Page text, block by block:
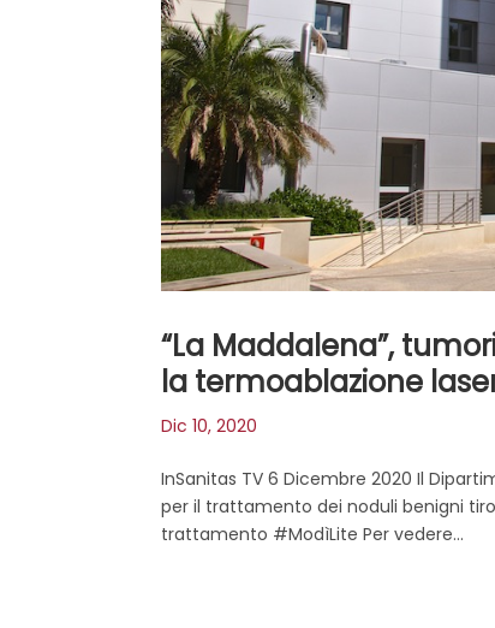
“La Maddalena”,
la termoablazione
Dic 10, 2020
InSanitas TV 6 Dicembre 2020 Il
per il trattamento dei noduli benigni
trattamento #ModìLite Per vedere...